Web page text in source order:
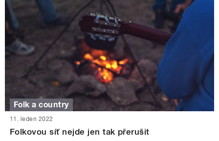
Folk a country
11. leden 2022
Folkovou síť nejde jen tak přerušit